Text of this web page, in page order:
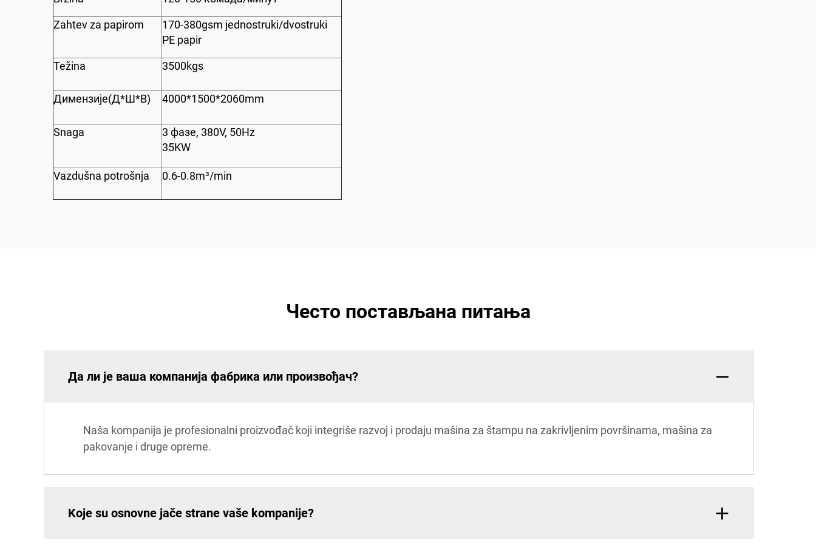
Zahtev za papirom
170-380gsm jednostruki/dvostruki
PE papir
Težina 3500kgs
Димензије(Д*Ш*В) 4000*1500*2060mm
Snaga
3 фазе, 380V, 50Hz
35KW
Vazdušna potrošnja 0.6-0.8m³/min
Често постављана питања
Да ли је ваша компанија фабрика или произвођач?
Naša kompanija je profesionalni proizvođač koji integriše razvoj i prodaju mašina za štampu na zakrivljenim površinama, mašina za
pakovanje i druge opreme.
Koje su osnovne jače strane vaše kompanije?